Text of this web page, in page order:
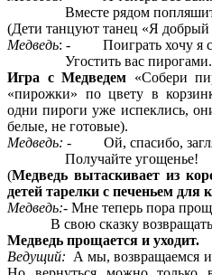
Вместе рядом
(Дети танцуют танец «Я
Медведь: - Поиграть хочу я с
Угостить вас пирогами.
Игра с Медведем «Собери
«пирожки» по цвету в
одни пироги уже испеклись,
белые, не готовые).
Медведь: - Ой, спасибо,
Получайте угощенье!
(Медведь вытаскивает из
детей тарелки с печеньем для
Медведь:- Мне теперь пора
В свою сказку
Медведь прощается и уходит.
Ведущий: А мы, возвращаемся